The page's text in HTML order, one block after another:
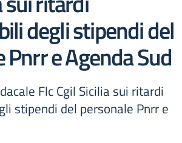
degli stipendi del
e Agenda Sud
Flc Cgil Sicilia sui ritardi
stipendi del personale Pnrr e